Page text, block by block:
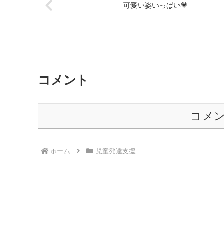
可愛い姿いっぱい💗
コメント
コメ
ホーム 児童発達支援